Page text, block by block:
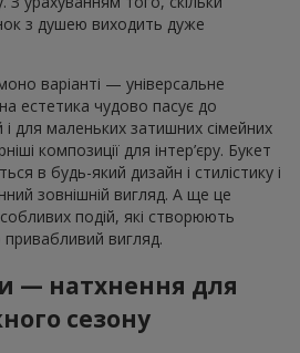
з душею виходить дуже
варіанті — універсальне
естетика чудово пасує до
і для маленьких затишних сімейних
композиції для інтер’єру. Букет
в будь-який дизайн і стилістику і
зовнішній вигляд. А ще це
подій, які створюють
вигляд.
— натхнення для
сезону